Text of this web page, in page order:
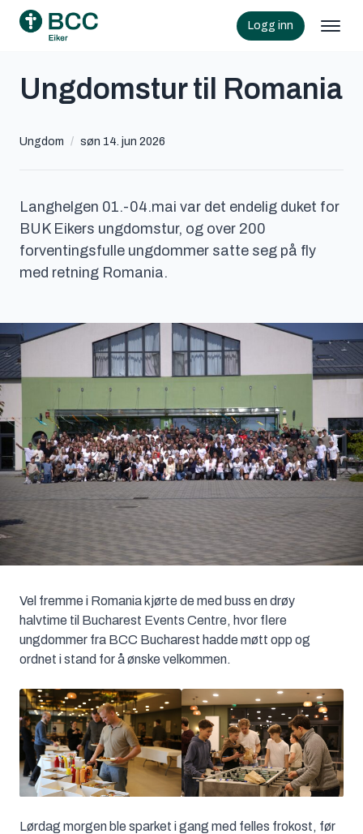
Logg inn
Ungdomstur til Romania
Ungdom / søn 14. jun 2026
Langhelgen 01.-04.mai var det endelig duket for
BUK Eikers ungdomstur, og over 200
forventingsfulle ungdommer satte seg på fly
med retning Romania.
Vel fremme i Romania kjørte de med buss en drøy
halvtime til Bucharest Events Centre, hvor flere
ungdommer fra BCC Bucharest hadde møtt opp og
ordnet i stand for å ønske velkommen.
Lørdag morgen ble sparket i gang med felles frokost, før